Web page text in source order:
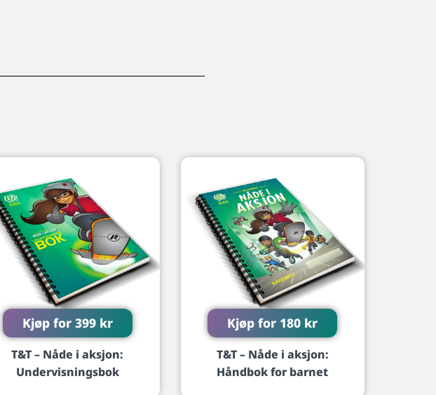
Kjøp for 399 kr
T&T – Nåde i aksjon:
Undervisningsbok
Kjøp for 180 kr
T&T – Nåde i aksjon:
Håndbok for barnet